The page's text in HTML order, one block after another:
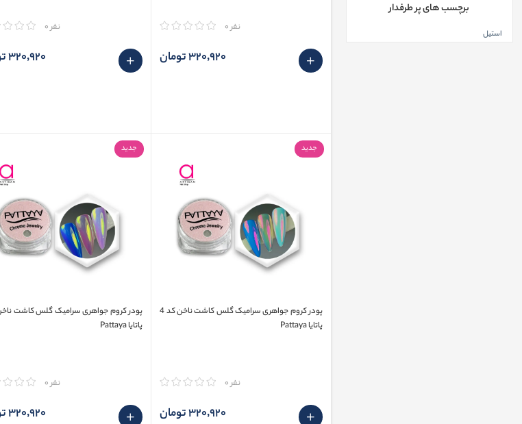
نفر 0
320٬920 تومان
نفر 0
320٬920 تومان
پودر کروم جواهری سرامیک گلس کاشت ناخن کد 4
پاتایا Pattaya
نفر 0
320٬920 تومان
جدید
پاتایا Pattaya
نفر 0
320٬920 تومان
جدید
برچسب های پر طرفدار
استیل